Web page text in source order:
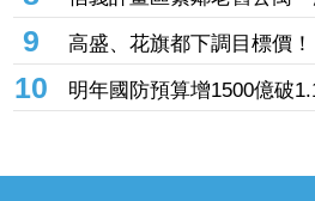
個世界」
9
高盛、花旗都下調目標價
價腰斬人心惶惶 專家逆勢
衰它
10
明年國防預算增1500億破
億無人機硬要編特別預算